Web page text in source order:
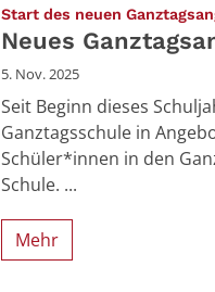
Start des neuen
Neues
5. Nov. 2025
Seit Beginn dieses
Ganztagsschule in
Schüler*innen in den
Schule. ...
Mehr